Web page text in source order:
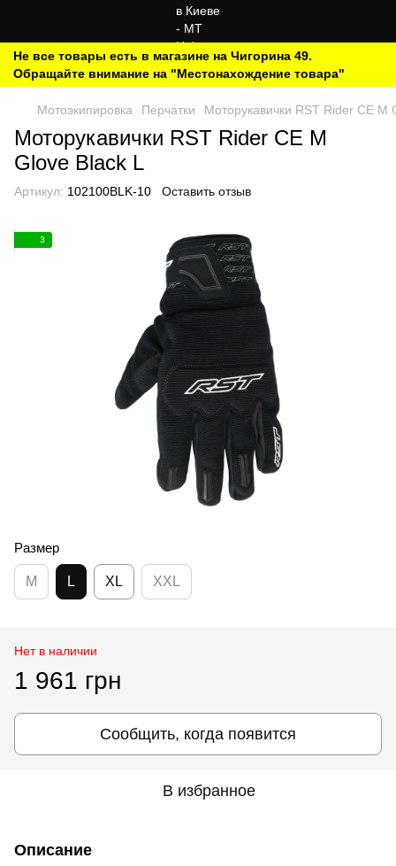
Не все товары есть в магазине на Чигорина 49.
Обращайте внимание на "Местонахождение товара"
Мотоэкипировка Перчатки Моторукавички RST Rider CE M
Моторукавички RST Rider CE M
Glove Black L
Артикул: 102100BLK-10 Оставить отзыв
3
Размер
M L XL XXL
Нет в наличии
1 961 грн
Сообщить, когда появится
В избранное
Описание